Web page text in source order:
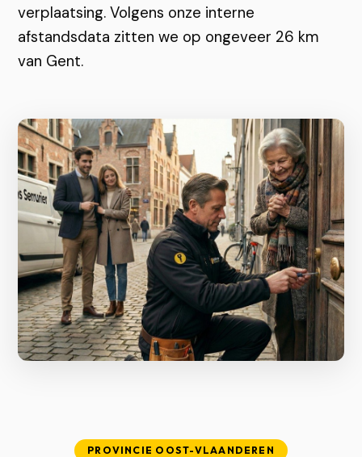
verplaatsing. Volgens onze interne
afstandsdata zitten we op ongeveer 26 km
van Gent.
PROVINCIE OOST-VLAANDEREN